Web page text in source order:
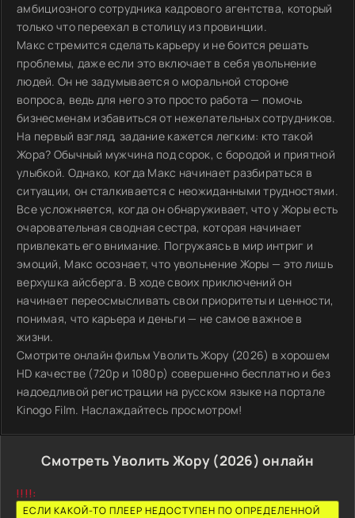
амбициозного сотрудника кадрового агентства, который
только что переехал в столицу из провинции.
Макс стремится сделать карьеру и не боится решать
проблемы, даже если это включает в себя увольнение
людей. Он не задумывается о моральной стороне
вопроса, ведь для него это просто работа — помочь
бизнесменам избавиться от нежелательных сотрудников.
На первый взгляд, задание кажется легким: кто такой
Жора? Обычный мужчина под сорок, с бородой и приятной
улыбкой. Однако, когда Макс начинает разбираться в
ситуации, он сталкивается с неожиданными трудностями.
Все усложняется, когда он обнаруживает, что у Жоры есть
очаровательная сводная сестра, которая начинает
привлекать его внимание. Погружаясь в мир интриг и
эмоций, Макс осознает, что увольнение Жоры — это лишь
верхушка айсберга. В ходе своих приключений он
начинает переосмысливать свои приоритеты и ценности,
понимая, что карьера и деньги — не самое важное в
жизни.
Смотрите онлайн фильм Уволить Жору (2026) в хорошем
HD качестве (720p и 1080p) совершенно бесплатно и без
надоедливой регистрации на русском языке на портале
Kinogo Film. Наслаждайтесь просмотром!
Смотреть Уволить Жору (2026) онлайн
!!!!:
ЕСЛИ КАКОЙ-ТО ПЛЕЕР НЕДОСТУПЕН ПО ОПРЕДЕЛЕННОЙ